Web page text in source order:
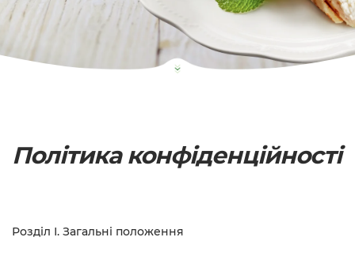
Політика конфіденційності
Розділ І. Загальні положення